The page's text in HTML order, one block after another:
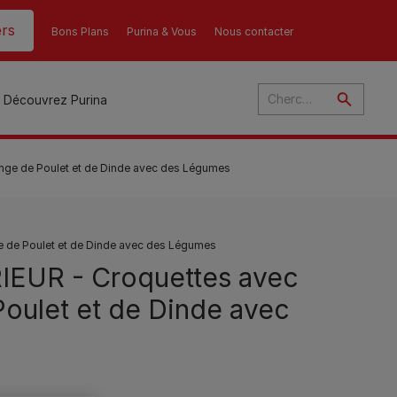
Bons Plans Purina & Vous Nous contacter
Découvrez Purina
de Poulet et de Dinde avec des Légumes
de Poulet et de Dinde avec des Légumes
- Croquettes avec
et de Dinde avec